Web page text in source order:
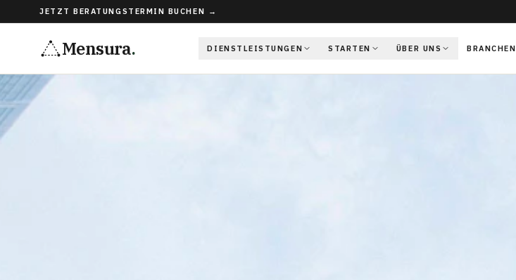
JETZT BERATUNGSTERMIN BUCHEN →
Mensura. DIENSTLEISTUNGEN STARTEN ÜBER UNS BRANCHEN